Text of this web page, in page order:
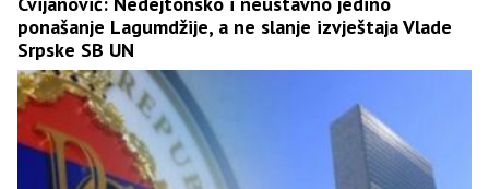
ponašanje Lagumdžije, a ne slanje izvještaja Vlade
Srpske SB UN